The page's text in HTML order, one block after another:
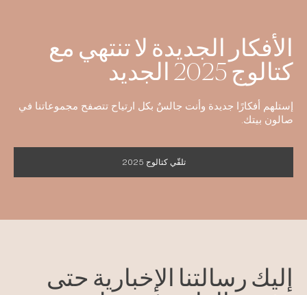
الأفكار الجديدة لا تنتهي مع
كتالوج 2025 الجديد
إستلهم أفكارًا جديدة وأنت جالسٌ بكل ارتياح تتصفح مجموعاتنا في
صالون بيتك.
تلقّي كتالوج 2025
إليك رسالتنا الإخبارية حتى